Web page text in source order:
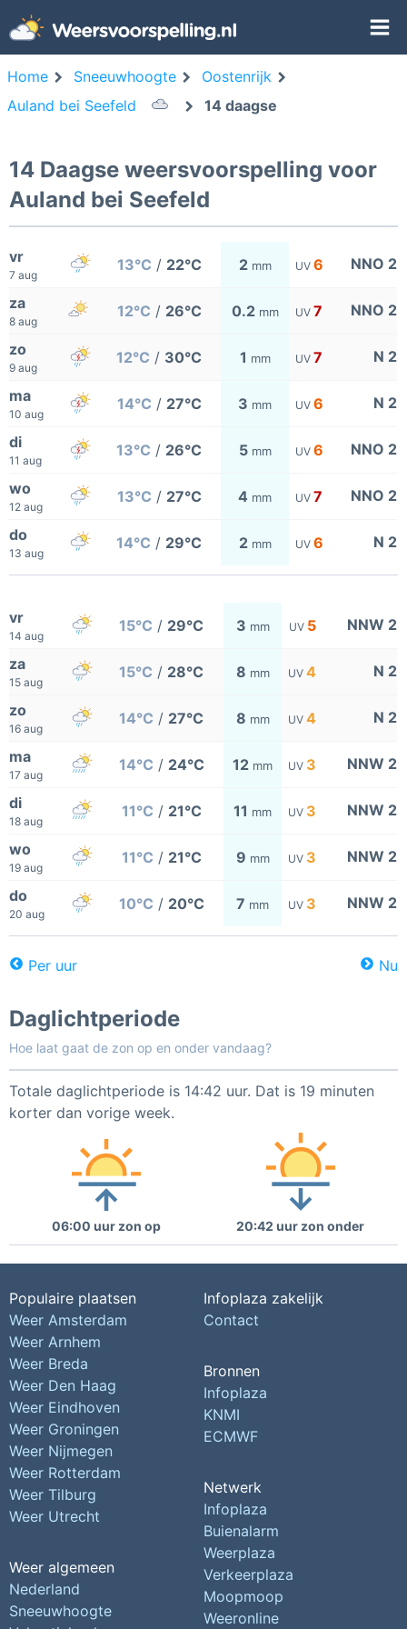
Home Sneeuwhoogte
Oostenrijk
Auland bei Seefeld
14 daagse
14 Daagse weersvoorspelling voor
Auland bei Seefeld
vr
7 aug
13°C / 22°C 2 mm UV 6 NNO 2
za
8 aug
12°C / 26°C 0.2 mm UV 7 NNO 2
zo
9 aug
12°C / 30°C 1 mm UV 7 N 2
ma
10 aug
14°C / 27°C 3 mm UV 6 N 2
di
11 aug
13°C / 26°C 5 mm UV 6 NNO 2
wo
12 aug
13°C / 27°C 4 mm UV 7 NNO 2
do
13 aug
14°C / 29°C 2 mm UV 6 N 2
vr
14 aug
15°C / 29°C 3 mm UV 5 NNW 2
za
15 aug
15°C / 28°C 8 mm UV 4 N 2
zo
16 aug
14°C / 27°C 8 mm UV 4 N 2
ma
17 aug
14°C / 24°C 12 mm UV 3 NNW 2
di
18 aug
11°C / 21°C 11 mm UV 3 NNW 2
wo
19 aug
11°C / 21°C 9 mm UV 3 NNW 2
do
20 aug
10°C / 20°C 7 mm UV 3 NNW 2
Per uur Nu
Daglichtperiode
Hoe laat gaat de zon op en onder vandaag?
Totale daglichtperiode is 14:42 uur. Dat is 19 minuten
korter dan vorige week.
06:00 uur zon op 20:42 uur zon onder
Populaire plaatsen
Weer Amsterdam
Weer Arnhem
Weer Breda
Weer Den Haag
Weer Eindhoven
Weer Groningen
Weer Nijmegen
Weer Rotterdam
Weer Tilburg
Weer Utrecht
Weer algemeen
Nederland
Sneeuwhoogte
Infoplaza zakelijk
Contact
Bronnen
Infoplaza
KNMI
ECMWF
Netwerk
Infoplaza
Buienalarm
Weerplaza
Verkeerplaza
Moopmoop
Weeronline